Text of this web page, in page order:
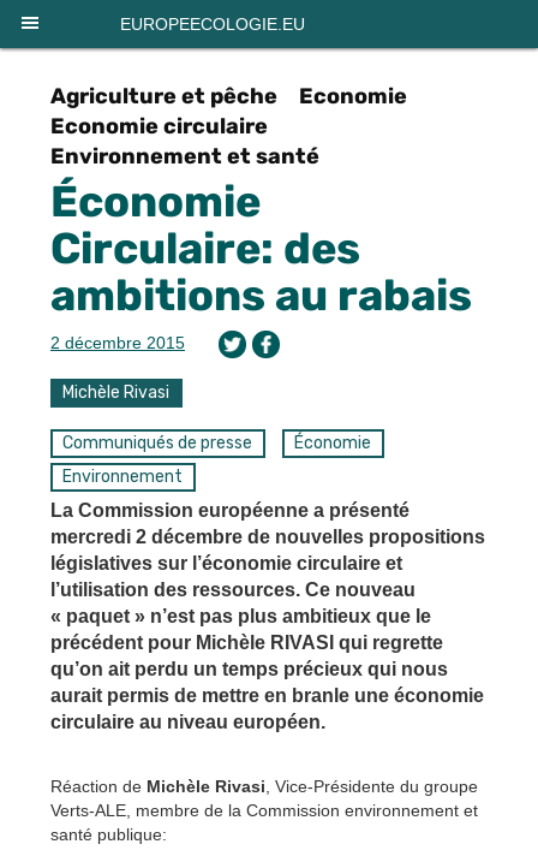
EUROPEECOLOGIE.EU
Agriculture et pêche
Economie
Economie circulaire
Environnement et santé
Économie
Circulaire: des
ambitions au rabais
2 décembre 2015
Michèle Rivasi
Communiqués de presse
Économie
Environnement
La Commission européenne a présenté
mercredi 2 décembre de nouvelles propositions
législatives sur l’économie circulaire et
l’utilisation des ressources. Ce nouveau
« paquet » n’est pas plus ambitieux que le
précédent pour Michèle RIVASI qui regrette
qu’on ait perdu un temps précieux qui nous
aurait permis de mettre en branle une économie
circulaire au niveau européen.
Réaction de Michèle Rivasi , Vice-Présidente du groupe
Verts-ALE, membre de la Commission environnement et
santé publique: